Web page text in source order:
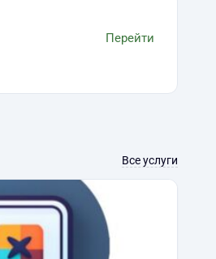
Перейти
Все услуги